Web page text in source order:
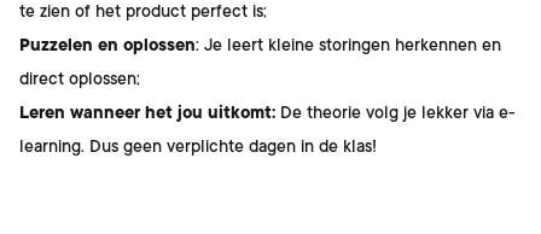
te zien of het product perfect is;
Puzzelen en oplossen: Je leert kleine storingen herkennen en
direct oplossen;
Leren wanneer het jou uitkomt: De theorie volg je lekker via e-
learning. Dus geen verplichte dagen in de klas!